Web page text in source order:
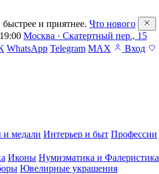
и приятнее. Что нового
Москва · Скатертный пер., 15
WhatsApp Telegram MAX Вход
медали Интерьер и быт Профессии
Иконы Нумизматика и Фалеристика
Ювелирные украшения